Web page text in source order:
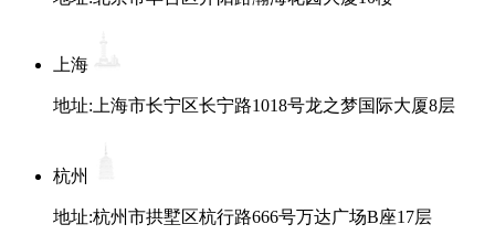
上海
地址:上海市长宁区长宁路1018号龙之梦国际大厦8层
杭州
地址:杭州市拱墅区杭行路666号万达广场B座17层